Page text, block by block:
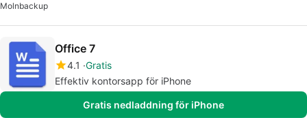
Molnbackup
Office 7
4.1 Gratis
Effektiv kontorsapp för iPhone
Gratis nedladdning för iPhone